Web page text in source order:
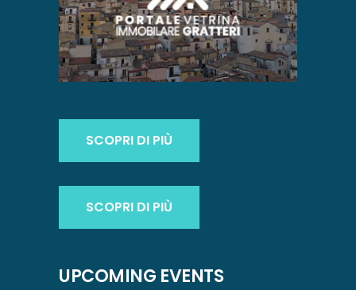
SCOPRI DI PIÙ
SCOPRI DI PIÙ
UPCOMING EVENTS